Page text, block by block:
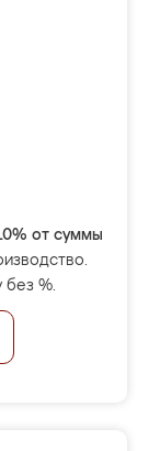
от суммы
без %.